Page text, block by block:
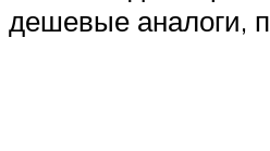
дешевые аналоги,